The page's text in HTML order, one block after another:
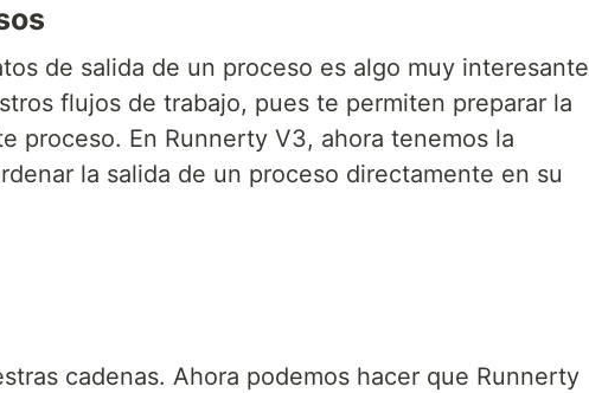
de salida de un proceso es algo muy interesante
flujos de trabajo, pues te permiten preparar la
proceso. En Runnerty V3, ahora tenemos la
la salida de un proceso directamente en su
cadenas. Ahora podemos hacer que Runnerty